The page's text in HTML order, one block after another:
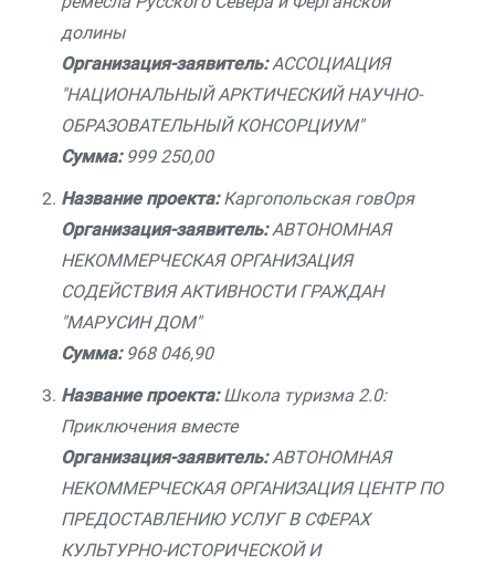
долины
Организация-заявитель:АССОЦИАЦИЯ
"НАЦИОНАЛЬНЫЙ АРКТИЧЕСКИЙ НАУЧНО-
ОБРАЗОВАТЕЛЬНЫЙ КОНСОРЦИУМ"
Сумма:999 250,00
Название проекта:Каргопольская говОря
Организация-заявитель:АВТОНОМНАЯ
НЕКОММЕРЧЕСКАЯ ОРГАНИЗАЦИЯ
СОДЕЙСТВИЯ АКТИВНОСТИ ГРАЖДАН
"МАРУСИН ДОМ"
Сумма:968 046,90
Название проекта:Школа туризма 2.0:
Приключения вместе
Организация-заявитель:АВТОНОМНАЯ
НЕКОММЕРЧЕСКАЯ ОРГАНИЗАЦИЯ ЦЕНТР ПО
ПРЕДОСТАВЛЕНИЮ УСЛУГ В СФЕРАХ
КУЛЬТУРНО-ИСТОРИЧЕСКОЙ И